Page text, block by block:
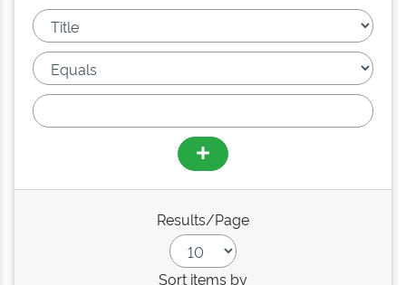
Results/Page
Sort items by